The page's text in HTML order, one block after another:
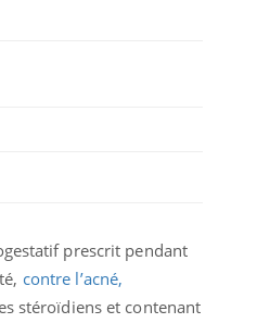
prescrit pendant
contre l’acné,
stéroïdiens et contenant